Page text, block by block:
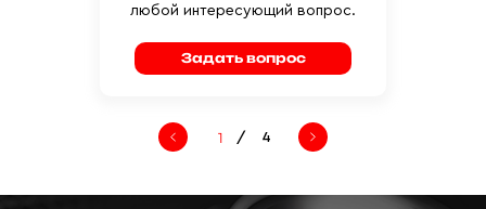
любой интересующий вопрос.
Задать вопрос
/ 4